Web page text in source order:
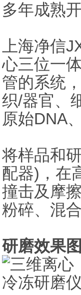
多年成熟
上海净信
心三位一
管的系统
织/器官、
原始DNA
将样品和
配器)，在
撞击及摩
粉碎、混
研磨效果